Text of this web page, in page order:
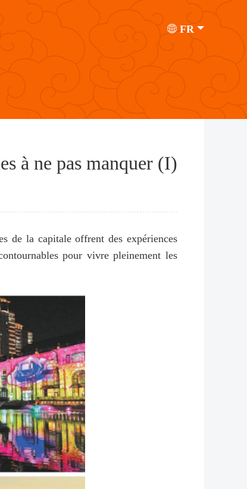
FR
à ne pas manquer (I)
de la capitale offrent des expériences
pour vivre pleinement les